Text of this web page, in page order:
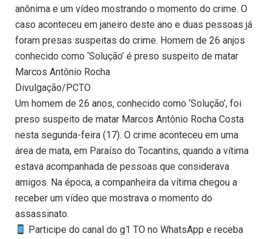
anônima e um vídeo mostrando o momento do crime. O
caso aconteceu em janeiro deste ano e duas pessoas já
foram presas suspeitas do crime. Homem de 26 anjos
conhecido como ‘Solução’ é preso suspeito de matar
Marcos Antônio Rocha
Divulgação/PCTO
Um homem de 26 anos, conhecido como ‘Solução’, foi
preso suspeito de matar Marcos Antônio Rocha Costa
nesta segunda-feira (17). O crime aconteceu em uma
área de mata, em Paraíso do Tocantins, quando a vítima
estava acompanhada de pessoas que considerava
amigos. Na época, a companheira da vítima chegou a
receber um vídeo que mostrava o momento do
assassinato.
Participe do canal do g1 TO no WhatsApp e receba